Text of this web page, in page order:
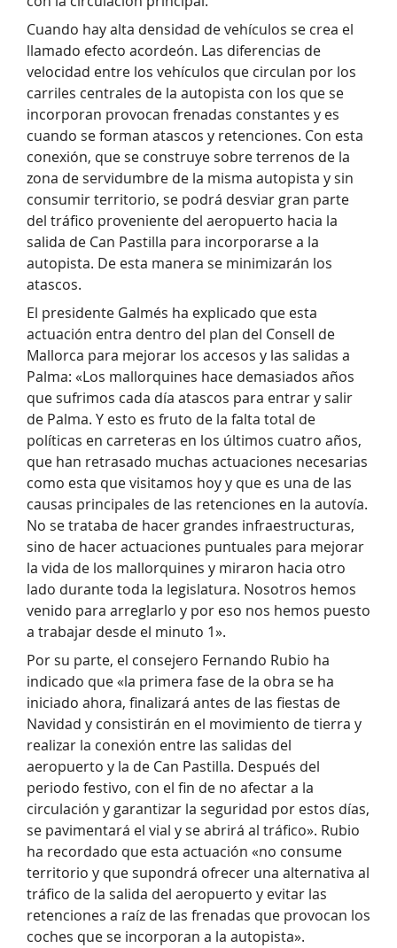
Cuando hay alta densidad de vehículos se crea el
llamado efecto acordeón. Las diferencias de
velocidad entre los vehículos que circulan por los
carriles centrales de la autopista con los que se
incorporan provocan frenadas constantes y es
cuando se forman atascos y retenciones. Con esta
conexión, que se construye sobre terrenos de la
zona de servidumbre de la misma autopista y sin
consumir territorio, se podrá desviar gran parte
del tráfico proveniente del aeropuerto hacia la
salida de Can Pastilla para incorporarse a la
autopista. De esta manera se minimizarán los
atascos.
El presidente Galmés ha explicado que esta
actuación entra dentro del plan del Consell de
Mallorca para mejorar los accesos y las salidas a
Palma: «Los mallorquines hace demasiados años
que sufrimos cada día atascos para entrar y salir
de Palma. Y esto es fruto de la falta total de
políticas en carreteras en los últimos cuatro años,
que han retrasado muchas actuaciones necesarias
como esta que visitamos hoy y que es una de las
causas principales de las retenciones en la autovía.
No se trataba de hacer grandes infraestructuras,
sino de hacer actuaciones puntuales para mejorar
la vida de los mallorquines y miraron hacia otro
lado durante toda la legislatura. Nosotros hemos
venido para arreglarlo y por eso nos hemos puesto
a trabajar desde el minuto 1».
Por su parte, el consejero Fernando Rubio ha
indicado que «la primera fase de la obra se ha
iniciado ahora, finalizará antes de las fiestas de
Navidad y consistirán en el movimiento de tierra y
realizar la conexión entre las salidas del
aeropuerto y la de Can Pastilla. Después del
periodo festivo, con el fin de no afectar a la
circulación y garantizar la seguridad por estos días,
se pavimentará el vial y se abrirá al tráfico». Rubio
ha recordado que esta actuación «no consume
territorio y que supondrá ofrecer una alternativa al
tráfico de la salida del aeropuerto y evitar las
retenciones a raíz de las frenadas que provocan los
coches que se incorporan a la autopista».